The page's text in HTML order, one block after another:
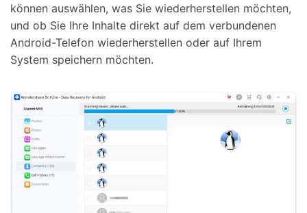
können auswählen, was Sie wiederherstellen möchten,
und ob Sie Ihre Inhalte direkt auf dem verbundenen
Android-Telefon wiederherstellen oder auf Ihrem
System speichern möchten.